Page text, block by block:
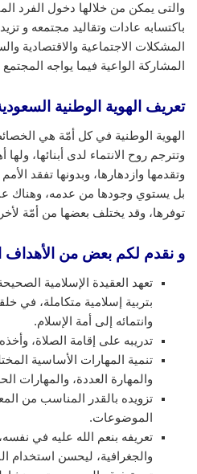
والتى يمكن من خلالها دخول الفرد
باكتسابه عادات وتقاليد مجتمعه و
المشكلات الاجتماعية والاقتصادية
المشاركة الواعية فيما يواجه
تعريف الهوية الوطنية
الهوية الوطنية في كل أمّة هي
وتترجم روح الانتماء لدى أبنائها،
وتقدمها وازدهارها، وبدونها تفقد
بل يستوي وجودها من عدمه، وهناك
توفرها، وقد يختلف بعضها من أمّة
و نقدم لكم بعض من الأهداف
تعهد العقيدة الإسلامية
بتربية إسلامية متكاملة، في
وانتمائه إلى أمة الإسلام.
تدريبه على إقامة الصلاة،
تنمية المهارات الأساسية
والمهارة العددة، والمهارات
تزويده بالقدر المناسب من
الموضوعات.
تعريفه بنعم الله عليه في
والجغرافية، ليحسن استخدام